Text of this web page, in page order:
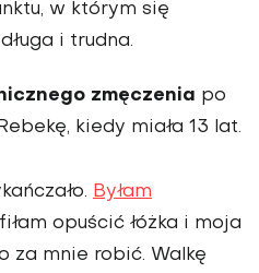
w którym się
i trudna.
zmęczenia po
kiedy miała 13 lat.
Byłam
opuścić łóżka i moja
za mnie robić. Walkę